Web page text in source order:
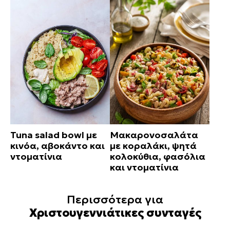
Tuna salad bowl με
κινόα, αβοκάντο και
ντοματίνια
Μακαρονοσαλάτα
με κοραλάκι, ψητά
κολοκύθια, φασόλια
και ντοματίνια
Περισσότερα για
Χριστουγεννιάτικες συνταγές